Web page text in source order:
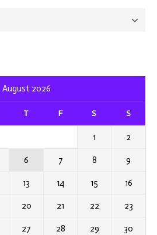
August 2026
T F S S
1 2
6 7 8 9
13 14 15 16
20 21 22 23
27 28 29 30